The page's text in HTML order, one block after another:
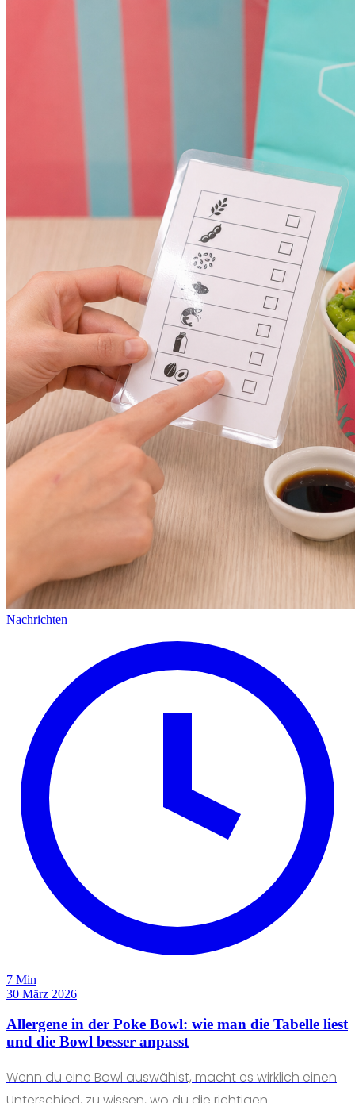
Nachrichten
7 Min
30 März 2026
Allergene in der Poke Bowl: wie man die Tabelle liest
und die Bowl besser anpasst
Wenn du eine Bowl auswählst, macht es wirklich einen